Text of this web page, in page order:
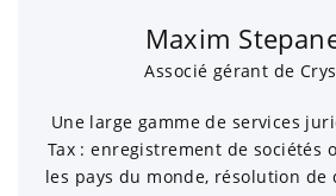
Maxim
Associé gérant de
Une large gamme de services
Tax : enregistrement de sociétés
les pays du monde, résolution de